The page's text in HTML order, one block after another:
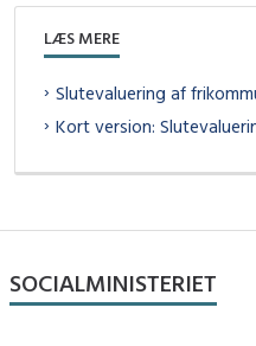
LÆS MERE
Slutevaluering af
Kort version:
SOCIALMINISTERIET